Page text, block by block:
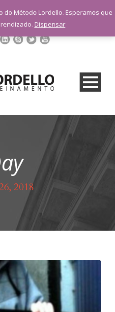
1398-3091
2018
Método Lordello. Esperamos que
Dispensar